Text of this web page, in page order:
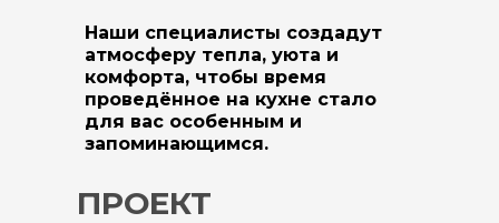
Наши специалисты создадут
атмосферу тепла, уюта и
комфорта, чтобы время
проведённое на кухне стало
для вас особенным и
запоминающимся.
ПРОЕКТ